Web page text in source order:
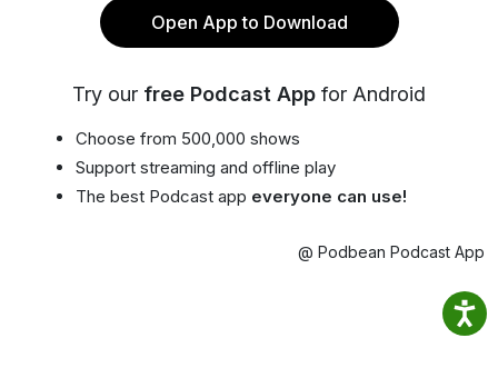
Open App to Download
Try our free Podcast App for Android
Choose from 500,000 shows
Support streaming and offline play
The best Podcast app everyone can use!
@ Podbean Podcast App